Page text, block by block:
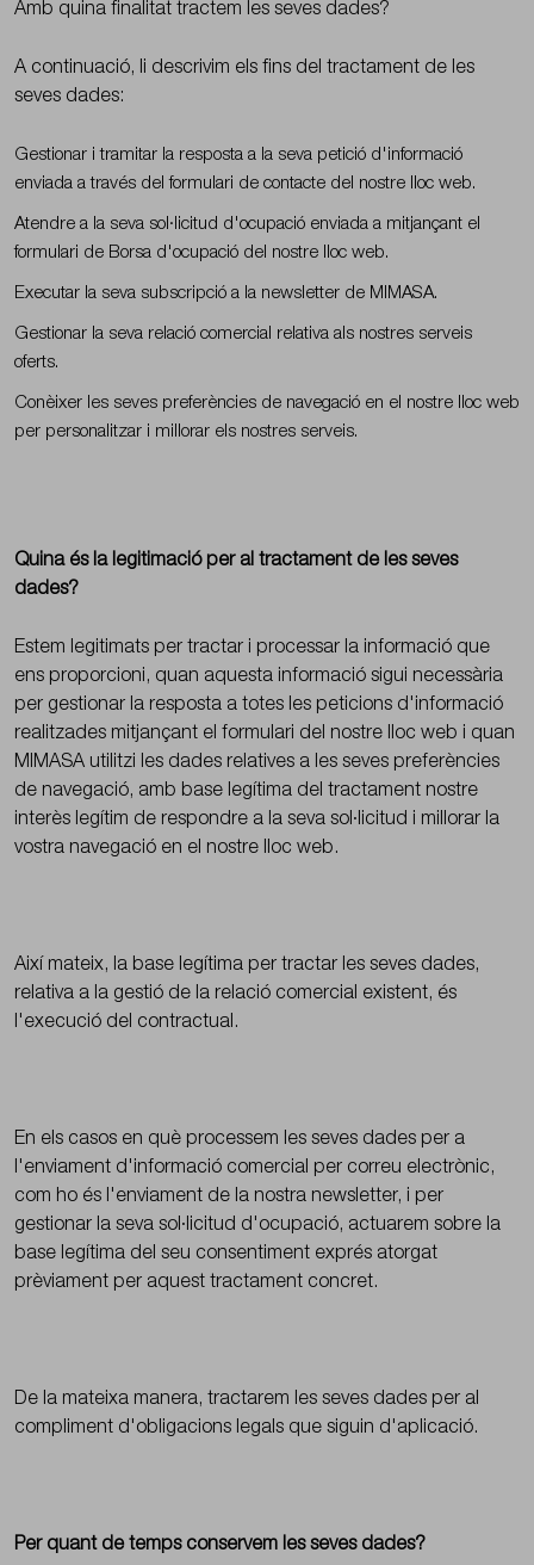
Amb quina finalitat tractem les seves dades?
A continuació, li descrivim els fins del tractament de les
seves dades:
Gestionar i tramitar la resposta a la seva petició d'informació
enviada a través del formulari de contacte del nostre lloc web.
Atendre a la seva sol·licitud d'ocupació enviada a mitjançant el
formulari de Borsa d'ocupació del nostre lloc web.
Executar la seva subscripció a la newsletter de MIMASA.
Gestionar la seva relació comercial relativa als nostres serveis
oferts.
Conèixer les seves preferències de navegació en el nostre lloc web
per personalitzar i millorar els nostres serveis.
Quina és la legitimació per al tractament de les seves
dades?
Estem legitimats per tractar i processar la informació que
ens proporcioni, quan aquesta informació sigui necessària
per gestionar la resposta a totes les peticions d'informació
realitzades mitjançant el formulari del nostre lloc web i quan
MIMASA utilitzi les dades relatives a les seves preferències
de navegació, amb base legítima del tractament nostre
interès legítim de respondre a la seva sol·licitud i millorar la
vostra navegació en el nostre lloc web.
Així mateix, la base legítima per tractar les seves dades,
relativa a la gestió de la relació comercial existent, és
l'execució del contractual.
En els casos en què processem les seves dades per a
l'enviament d'informació comercial per correu electrònic,
com ho és l'enviament de la nostra newsletter, i per
gestionar la seva sol·licitud d'ocupació, actuarem sobre la
base legítima del seu consentiment exprés atorgat
prèviament per aquest tractament concret.
De la mateixa manera, tractarem les seves dades per al
compliment d'obligacions legals que siguin d'aplicació.
Per quant de temps conservem les seves dades?